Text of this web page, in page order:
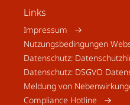
Links
Impressum
Nutzungsbedingungen
Datenschutz:
Datenschutz: DSGVO
Meldung von
Compliance Hotline